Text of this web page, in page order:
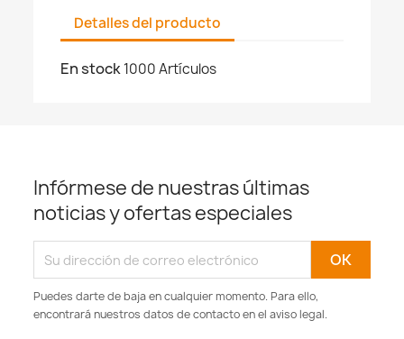
Detalles del producto
En stock1000 Artículos
Infórmese de nuestras últimas
noticias y ofertas especiales
Puedes darte de baja en cualquier momento. Para ello,
encontrará nuestros datos de contacto en el aviso legal.